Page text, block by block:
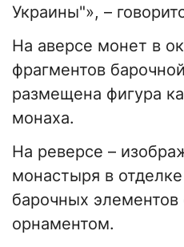
Украины"», –
На аверсе монет в
фрагментов
размещена фигура
монаха.
На реверсе –
монастыря в
барочных
орнаментом.